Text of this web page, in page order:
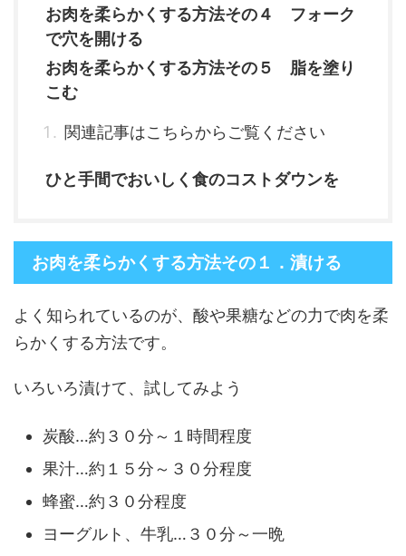
お肉を柔らかくする方法その４ フォーク
で穴を開ける
お肉を柔らかくする方法その５ 脂を塗り
こむ
関連記事はこちらからご覧ください
ひと手間でおいしく食のコストダウンを
お肉を柔らかくする方法その１．漬ける
よく知られているのが、酸や果糖などの力で肉を柔
らかくする方法です。
いろいろ漬けて、試してみよう
炭酸…約３０分～１時間程度
果汁…約１５分～３０分程度
蜂蜜…約３０分程度
ヨーグルト、牛乳…３０分～一晩